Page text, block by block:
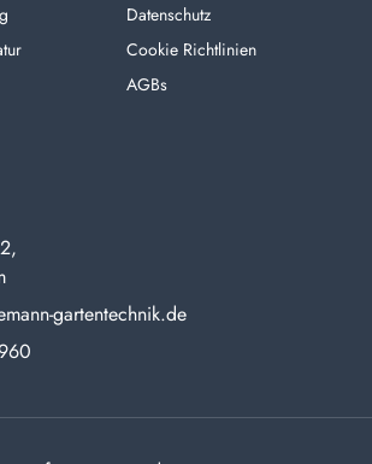
Datenschutz
Cookie Richtlinien
AGBs
gartentechnik.de